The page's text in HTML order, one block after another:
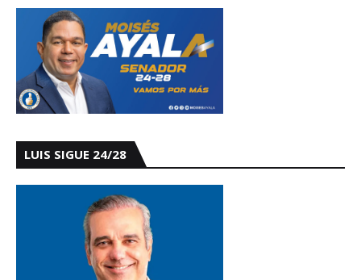
LUIS SIGUE 24/28